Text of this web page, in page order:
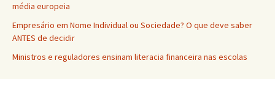
média europeia
Empresário em Nome Individual ou Sociedade? O que deve saber
ANTES de decidir
Ministros e reguladores ensinam literacia financeira nas escolas